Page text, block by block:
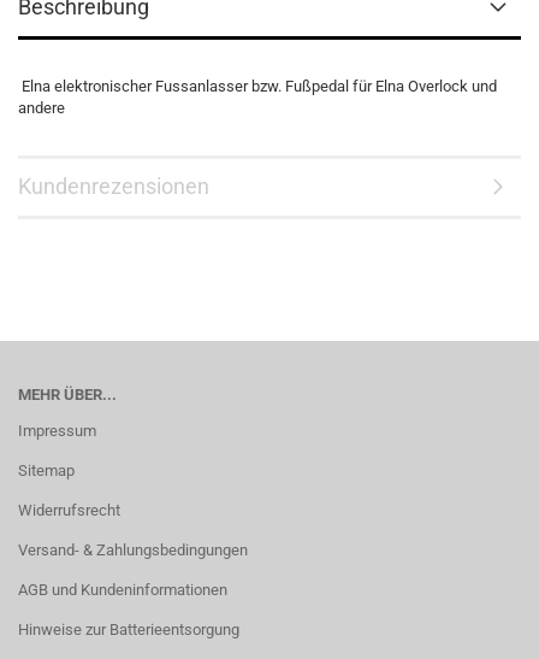
Beschreibung
Elna elektronischer Fussanlasser bzw. Fußpedal für Elna Overlock und
andere
Kundenrezensionen
MEHR ÜBER...
Impressum
Sitemap
Widerrufsrecht
Versand- & Zahlungsbedingungen
AGB und Kundeninformationen
Hinweise zur Batterieentsorgung